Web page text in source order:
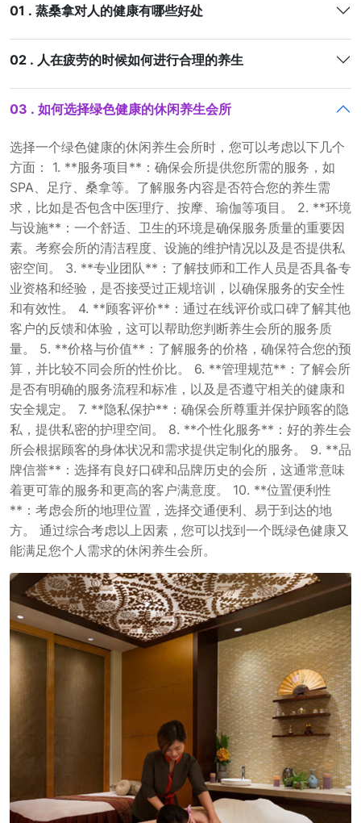
01 . 蒸桑拿对人的健康有哪些好处
02 . 人在疲劳的时候如何进行合理的养生
03 . 如何选择绿色健康的休闲养生会所
选择一个绿色健康的休闲养生会所时，您可以考虑以下几个
方面： 1. **服务项目**：确保会所提供您所需的服务，如
SPA、足疗、桑拿等。了解服务内容是否符合您的养生需
求，比如是否包含中医理疗、按摩、瑜伽等项目。 2. **环境
与设施**：一个舒适、卫生的环境是确保服务质量的重要因
素。考察会所的清洁程度、设施的维护情况以及是否提供私
密空间。 3. **专业团队**：了解技师和工作人员是否具备专
业资格和经验，是否接受过正规培训，以确保服务的安全性
和有效性。 4. **顾客评价**：通过在线评价或口碑了解其他
客户的反馈和体验，这可以帮助您判断养生会所的服务质
量。 5. **价格与价值**：了解服务的价格，确保符合您的预
算，并比较不同会所的性价比。 6. **管理规范**：了解会所
是否有明确的服务流程和标准，以及是否遵守相关的健康和
安全规定。 7. **隐私保护**：确保会所尊重并保护顾客的隐
私，提供私密的护理空间。 8. **个性化服务**：好的养生会
所会根据顾客的身体状况和需求提供定制化的服务。 9. **品
牌信誉**：选择有良好口碑和品牌历史的会所，这通常意味
着更可靠的服务和更高的客户满意度。 10. **位置便利性
**：考虑会所的地理位置，选择交通便利、易于到达的地
方。 通过综合考虑以上因素，您可以找到一个既绿色健康又
能满足您个人需求的休闲养生会所。